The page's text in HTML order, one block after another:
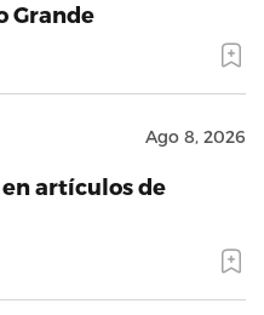
Grande
Ago 8, 2026
artículos de